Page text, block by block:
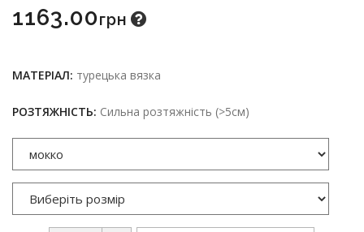
1163.00Грн
МАТЕРІАЛ: турецька вязка
РОЗТЯЖНІСТЬ: Сильна розтяжність (>5см)